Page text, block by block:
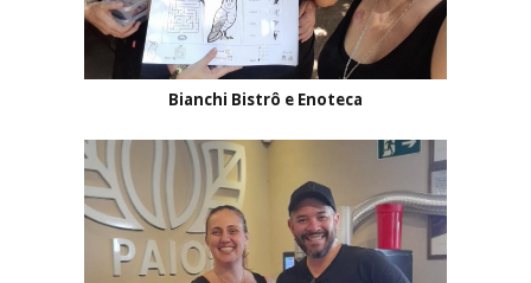
Bianchi Bistrô e Enoteca